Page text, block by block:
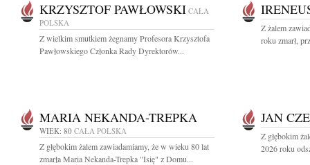
KRZYSZTOF PAWŁOWSKI CAŁA
POLSKA
Z wielkim smutkiem żegnamy Profesora Krzysztofa
Pawłowskiego Członka Rady Dyrektorów...
Z żalem
roku zmarł,
MARIA NEKANDA-TREPKA
WIEK: 80 CAŁA POLSKA
Z głębokim żalem zawiadamiamy, że w wieku 80 lat
zmarła Maria Nekanda-Trepka "Isię" z Domu...
JAN
Z głębokim
2026 roku